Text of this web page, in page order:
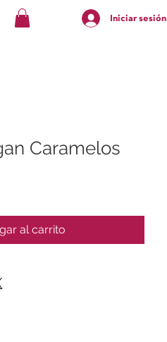
Iniciar sesión
Caramelos
al carrito